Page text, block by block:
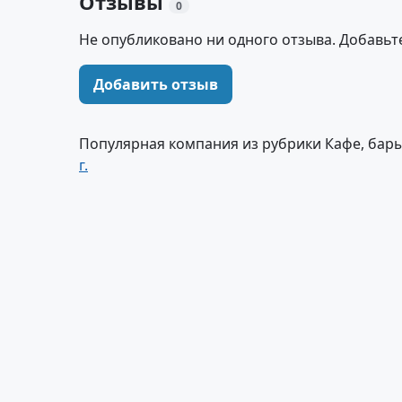
0
Не опубликовано ни одного отзыва.
Добавить отзыв
Популярная компания из рубрики Кафе,
г.